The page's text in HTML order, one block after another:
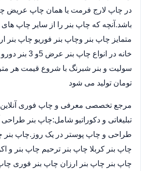
در چاپ لارج فرمت یا همان چاپ عریض
باشد.آنچه که چاپ بنر را از سایر چاپ
متمایز چاپ بنر وچاپ بنر فوریو چاپ بنر
خانه در انواع چاپ
تومان تولید می شود
مرجع تخصصی معرفی و چاپ فوری
تبلیغاتی و دکوراتیو شامل:چاپ بنر
طراحی و چاپ پوستر در یک روز.چاپ بنر
چاپ بنر کربلا چاپ بنر ترحیم چاپ بنر و
چاپ بنر چاپ بنر ارزان چاپ بنر فوری